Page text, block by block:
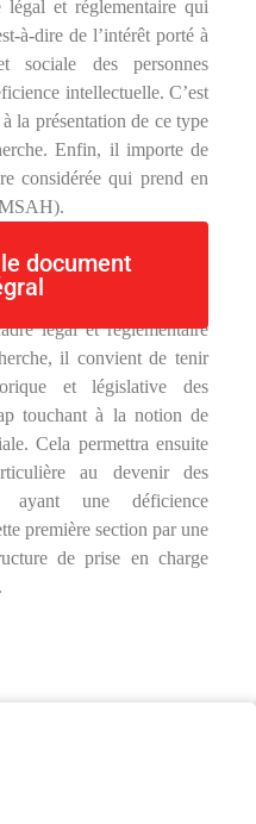
et réglementaire qui
à-dire de l’intérêt porté à
sociale des personnes
intellectuelle. C’est
la présentation de ce type
Enfin, il importe de
considérée qui prend en
légal et réglementaire
il convient de tenir
et législative des
touchant à la notion de
Cela permettra ensuite
au devenir des
ayant une déficience
première section par une
de prise en charge
document